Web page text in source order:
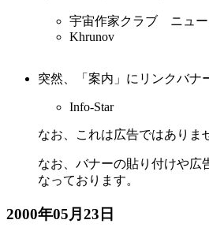
宇宙作家クラブ ニュー
Khrunov
突然、「案内」にリンクバナ
Info-Star
なお、これは広告ではありま
なお、バナーの貼り付けや広
なっております。
2000年05月23日